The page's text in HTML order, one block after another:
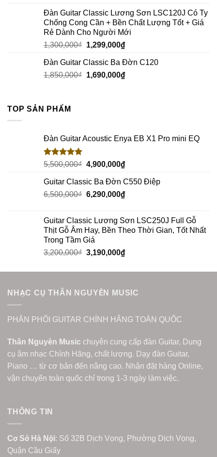
Đàn Guitar Classic Lương Sơn LSC120J Có Ty
Chống Cong Cần + Bền Chất Lượng Tốt + Giá
Rẻ Dành Cho Người Mới
1,300,000₫ 1,299,000₫
Đàn Guitar Classic Ba Đờn C120
1,850,000₫ 1,690,000₫
TOP SẢN PHẨM
Đàn Guitar Acoustic Enya EB X1 Pro mini EQ
Rated5.00
5,500,000₫ 4,900,000₫
Guitar Classic Ba Đờn C550 Điệp
6,500,000₫ 6,290,000₫
Guitar Classic Lương Sơn LSC250J Full Gỗ
Thịt Gỗ Âm Hay, Bền Theo Thời Gian, Tốt Nhất
Trong Tầm Giá
3,200,000₫ 3,190,000₫
NHẠC CỤ THÂN NGUYỄN MUSIC
PHÂN PHỐI GUITAR CHÍNH HÃNG TOÀN QUỐC
Thân Nguyễn Music chuyên cung cấp đàn Guitar, Dụng
cụ âm nhạc Chính Hãng, chất lượng. Dạy đàn Guitar,
Piano … từ cơ bản đến nâng cao. Nhận đặt hàng Online,
vận chuyển toàn quốc chỉ trong 1-3 ngày làm việc.
THÔNG TIN
Cơ Sở Hà Nội: Số 32B Dịch Vọng, Phường Dịch Vọng,
Quận Cầu Giấy